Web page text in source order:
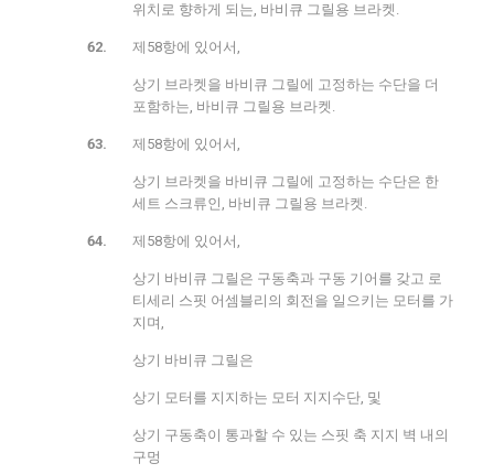
위치로 향하게 되는, 바비큐 그릴용 브라켓.
제58항에 있어서,
상기 브라켓을 바비큐 그릴에 고정하는 수단을 더
포함하는, 바비큐 그릴용 브라켓.
제58항에 있어서,
상기 브라켓을 바비큐 그릴에 고정하는 수단은 한
세트 스크류인, 바비큐 그릴용 브라켓.
제58항에 있어서,
상기 바비큐 그릴은 구동축과 구동 기어를 갖고 로
티세리 스핏 어셈블리의 회전을 일으키는 모터를 가
지며,
상기 바비큐 그릴은
상기 모터를 지지하는 모터 지지수단, 및
상기 구동축이 통과할 수 있는 스핏 축 지지 벽 내의
구멍